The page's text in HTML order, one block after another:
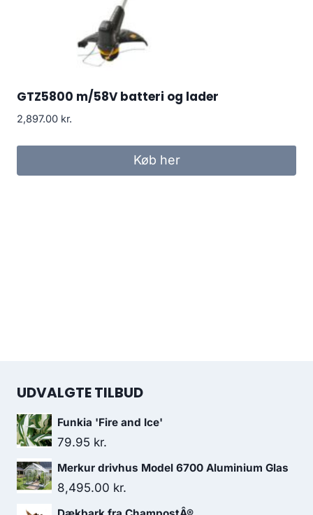
GTZ5800 m/58V batteri og lader
2,897.00 kr.
Køb her
UDVALGTE TILBUD
Funkia 'Fire and Ice'
79.95 kr.
Merkur drivhus Model 6700 Aluminium Glas
8,495.00 kr.